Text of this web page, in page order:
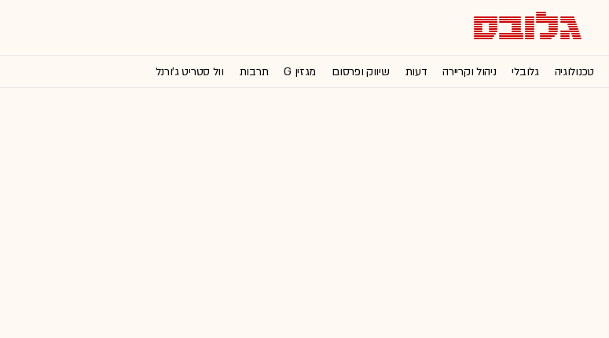
טכנולוגיה גלובלי ניהול וקריירה דעות שיווק ופרסום מגזין G תרבות וול סטריט ג'ורנל